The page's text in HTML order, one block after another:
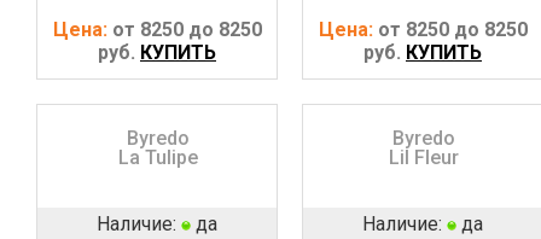
Цена: от 8250 до 8250
руб. КУПИТЬ
Цена: от 8250 до 8250
руб. КУПИТЬ
Byredo
La Tulipe
Наличие: да
Byredo
Lil Fleur
Наличие: да